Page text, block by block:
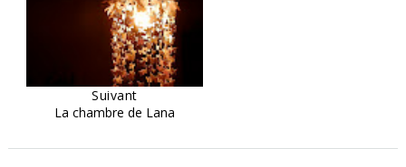
Suivant
La chambre de Lana